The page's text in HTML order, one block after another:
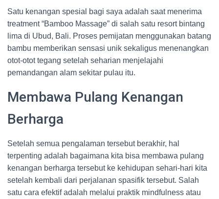
Satu kenangan spesial bagi saya adalah saat menerima
treatment “Bamboo Massage” di salah satu resort bintang
lima di Ubud, Bali. Proses pemijatan menggunakan batang
bambu memberikan sensasi unik sekaligus menenangkan
otot-otot tegang setelah seharian menjelajahi
pemandangan alam sekitar pulau itu.
Membawa Pulang Kenangan
Berharga
Setelah semua pengalaman tersebut berakhir, hal
terpenting adalah bagaimana kita bisa membawa pulang
kenangan berharga tersebut ke kehidupan sehari-hari kita
setelah kembali dari perjalanan spasifik tersebut. Salah
satu cara efektif adalah melalui praktik mindfulness atau